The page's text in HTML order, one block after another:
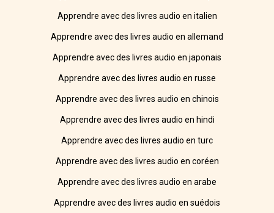
Apprendre avec des livres audio en italien
Apprendre avec des livres audio en allemand
Apprendre avec des livres audio en japonais
Apprendre avec des livres audio en russe
Apprendre avec des livres audio en chinois
Apprendre avec des livres audio en hindi
Apprendre avec des livres audio en turc
Apprendre avec des livres audio en coréen
Apprendre avec des livres audio en arabe
Apprendre avec des livres audio en suédois